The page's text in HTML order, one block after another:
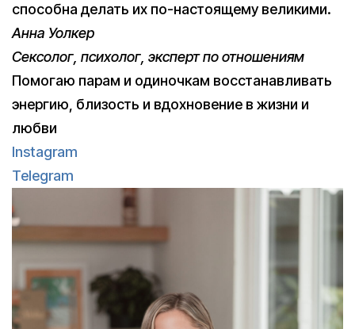
способна делать их по-настоящему великими.
Анна Уолкер
Сексолог, психолог, эксперт по отношениям
Помогаю парам и одиночкам восстанавливать
энергию, близость и вдохновение в жизни и
любви
Instagram
Telegram